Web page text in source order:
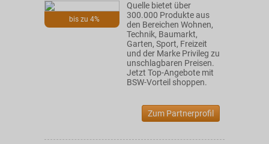
bis zu 4%
Quelle bietet über
300.000 Produkte aus
den Bereichen Wohnen,
Technik, Baumarkt,
Garten, Sport, Freizeit
und der Marke Privileg zu
unschlagbaren Preisen.
Jetzt Top-Angebote mit
BSW-Vorteil shoppen.
Zum Partnerprofil